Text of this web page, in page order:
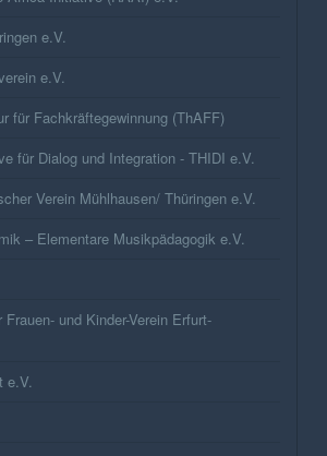
e.V.
e.V.
für Fachkräftegewinnung (ThAFF)
für Dialog und Integration - THIDI e.V.
Verein Mühlhausen/ Thüringen e.V.
– Elementare Musikpädagogik e.V.
und Kinder-Verein Erfurt-
e.V.